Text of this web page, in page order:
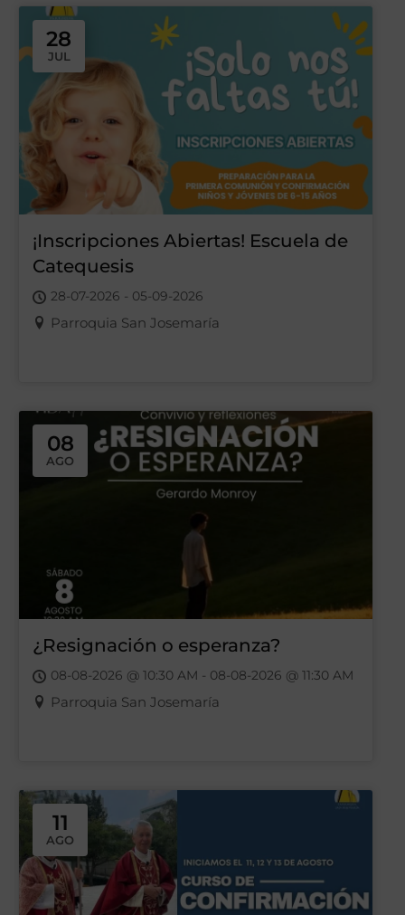
28
JUL
¡Inscripciones Abiertas! Escuela de
Catequesis
28-07-2026 - 05-09-2026
Parroquia San Josemaría
08
AGO
¿Resignación o esperanza?
08-08-2026 @ 10:30 AM - 08-08-2026 @ 11:30 AM
Parroquia San Josemaría
11
AGO